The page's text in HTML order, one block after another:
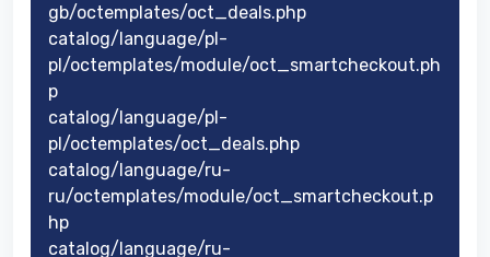
gb/octemplates/oct_deals.php
catalog/language/pl-
pl/octemplates/module/oct_smartcheckout.ph
p
catalog/language/pl-
pl/octemplates/oct_deals.php
catalog/language/ru-
ru/octemplates/module/oct_smartcheckout.p
hp
catalog/language/ru-